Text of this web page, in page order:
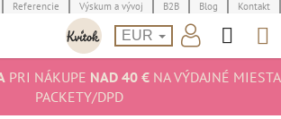
Referencie Výskum a vývoj B2B Blog Kontakt
EUR
PRI NÁKUPE NAD 40 €NA VÝDAJNÉ MIESTA
PACKETY/DPD